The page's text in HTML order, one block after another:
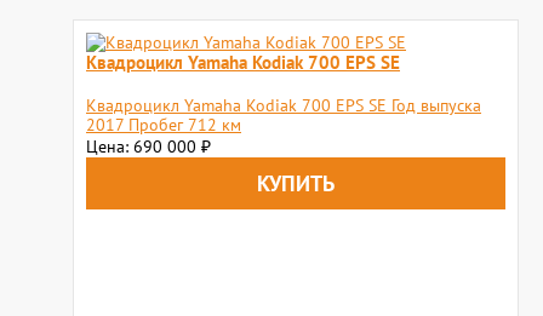
Квадроцикл Yamaha Kodiak 700 EPS SE
Квадроцикл Yamaha Kodiak 700 EPS SE Год выпуска
2017 Пробег 712 км
Цена: 690 000 ₽